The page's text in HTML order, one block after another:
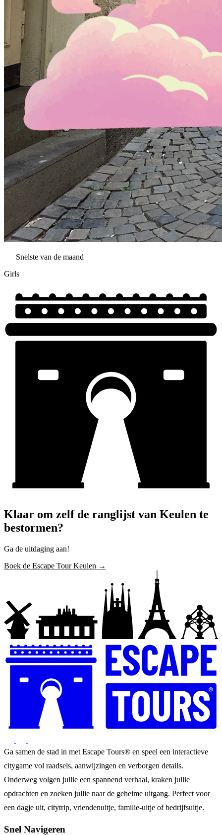
Snelste van de maand
Girls
Klaar om zelf de ranglijst van Keulen te
bestormen?
Ga de uitdaging aan!
Boek de Escape Tour Keulen →
Ga samen de stad in met Escape Tours® en speel een interactieve
citygame vol raadsels, aanwijzingen en verborgen details.
Onderweg volgen jullie een spannend verhaal, kraken jullie
opdrachten en zoeken jullie naar de geheime uitgang. Perfect voor
een dagje uit, citytrip, vriendenuitje, familie-uitje of bedrijfsuitje.
Snel Navigeren